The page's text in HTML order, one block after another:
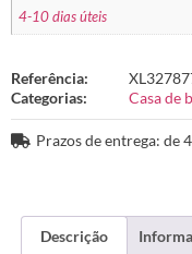
4-10 dias úteis
Referência:
Categorias:
Casa de
Prazos de entrega: de
Descrição